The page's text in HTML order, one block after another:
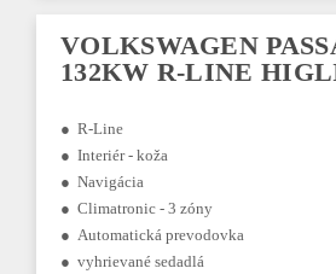
VOLKSWAGEN
132KW R-LINE
● R-Line
● Interiér - koža
● Navigácia
● Climatronic - 3 zóny
● Automatická prevodovka
● vyhrievané sedadlá